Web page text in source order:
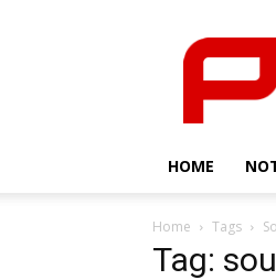
HOME
Home Tags
Tag: